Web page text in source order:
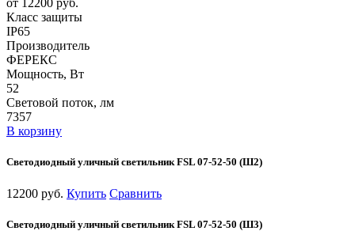
от 12200 руб.
Класс защиты
IP65
Производитель
ФЕРЕКС
Мощность, Вт
52
Световой поток, лм
7357
В корзину
Светодиодный уличный светильник FSL 07-52-50 (Ш2)
12200 руб. Купить Сравнить
Светодиодный уличный светильник FSL 07-52-50 (Ш3)